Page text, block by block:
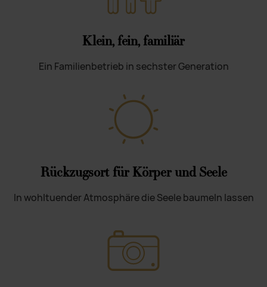
Klein, fein, familiär
Ein Familienbetrieb in sechster Generation
Rückzugsort für Körper und Seele
In wohltuender Atmosphäre die Seele baumeln lassen